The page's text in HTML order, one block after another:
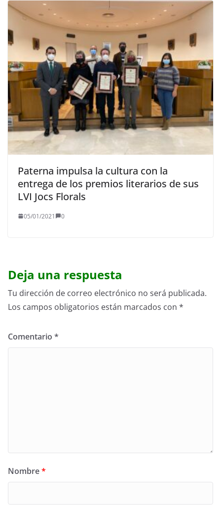
Paterna impulsa la cultura con la
entrega de los premios literarios de sus
LVI Jocs Florals
05/01/2021 0
Deja una respuesta
Tu dirección de correo electrónico no será publicada.
Los campos obligatorios están marcados con *
Comentario *
Nombre*